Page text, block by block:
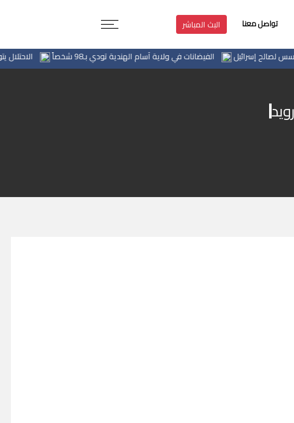
تواصل معنا البث المباشر
الاحتلال الفيضانات في ولاية آسام الهندية تودي بـ98 شخصاً إسرائيل